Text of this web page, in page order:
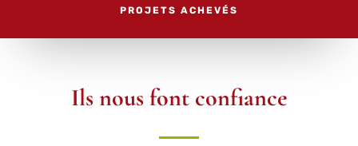
PROJETS ACHEVÉS
Ils nous font confiance